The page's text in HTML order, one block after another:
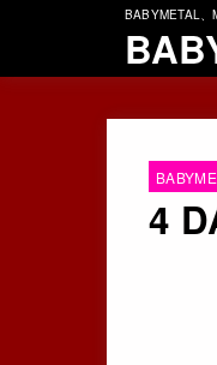
BABYMETAL、
4